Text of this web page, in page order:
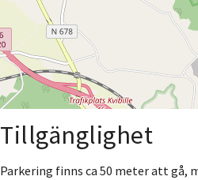
Tillgänglighet
Parkering finns ca 50 meter att